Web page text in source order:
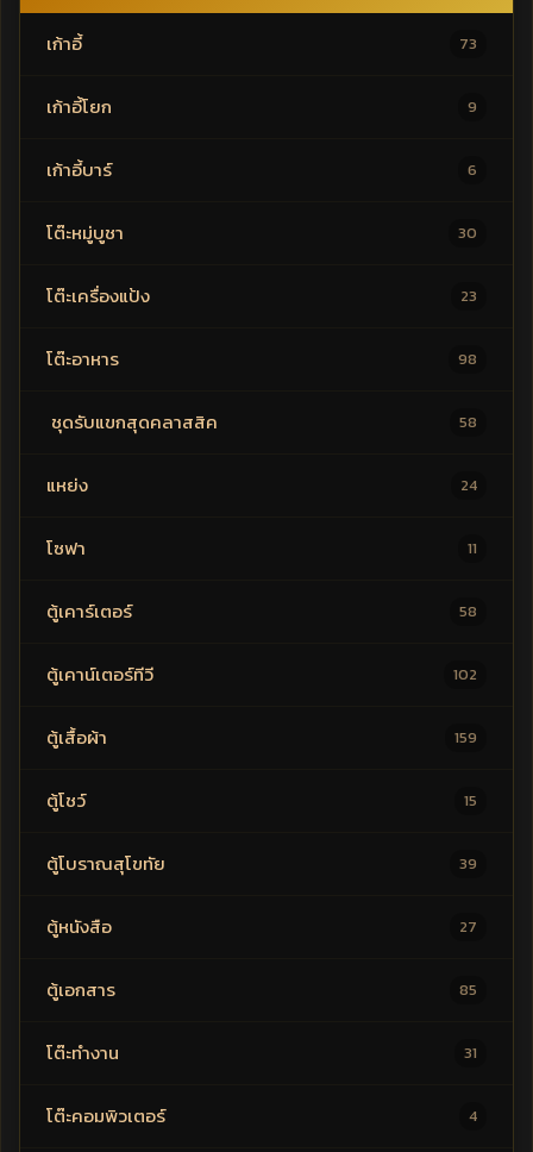
เก้าอี้ 73
เก้าอี้โยก 9
เก้าอี้บาร์ 6
โต๊ะหมู่บูชา 30
โต๊ะเครื่องแป้ง 23
โต๊ะอาหาร 98
ชุดรับแขกสุดคลาสสิค 58
แหย่ง 24
โซฟา 11
ตู้เคาร์เตอร์ 58
ตู้เคาน์เตอร์ทีวี 102
ตู้เสื้อผ้า 159
ตู้โชว์ 15
ตู้โบราณสุโขทัย 39
ตู้หนังสือ 27
ตู้เอกสาร 85
โต๊ะทำงาน 31
โต๊ะคอมพิวเตอร์ 4